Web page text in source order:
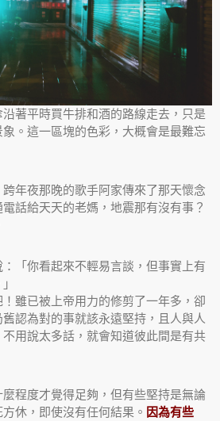
著平時買牛排和酒的路線走去，只是
。這一區塊的色彩，大概會是最難忘
年夜那晚的歌手阿家傳來了那天懷念
話給天天的老媽，地震那有沒有事？
「你看起來不輕易言談，但事實上有
雖已被上帝用力的修剪了一年多，卻
認為對的事就該永遠堅持，且人與人
用說太多話，就會知道彼此間是有共
程度才覺得足夠，但有些堅持是無論
休，即使沒有任何結果。 因為有些